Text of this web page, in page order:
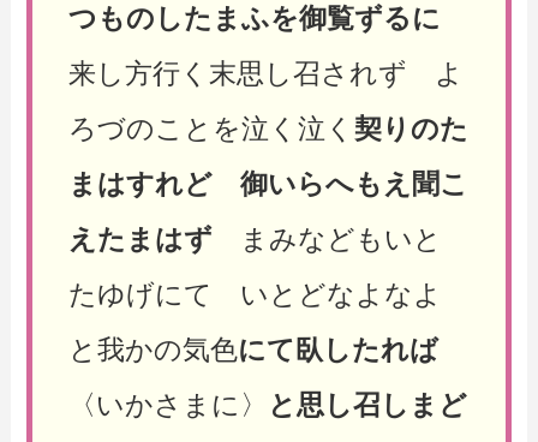
つものしたまふを御覧ずるに
来し方行く末思し召されず よ
ろづのことを泣く泣く契りのた
まはすれど
御いらへもえ聞こ
えたまはず まみなどもいと
たゆげにて いとどなよなよ
と我かの気色にて臥したれば
〈いかさまに〉
と思し召しまど